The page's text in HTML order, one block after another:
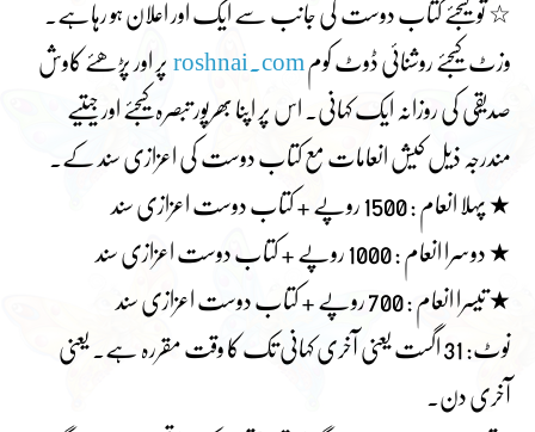
☆ تو لیجئے کتاب دوست کی جانب سے ایک اور اعلان ہو رہاہے۔
وزٹ کیجئے روشنائی ڈوٹ کوم roshnai.com پر اور پڑھئے کاوش
صدیقی کی روزانہ ایک کہانی۔ اس پر اپنا بھرپور تبصرہ کیجئے اور جیتیے
مندرجہ ذیل کیش انعامات مع کتاب دوست کی اعزازی سند کے۔
★ پہلا انعام : 1500 روپے + کتاب دوست اعزازی سند
★ دوسرا انعام : 1000 روپے + کتاب دوست اعزازی سند
★ تیسرا انعام : 700 روپے + کتاب دوست اعزازی سند
نوٹ: 31 اگست یعنی آخری کہانی تک کا وقت مقررہ ہے۔ یعنی
آخری دن۔